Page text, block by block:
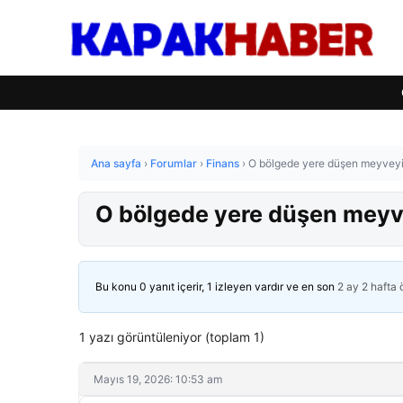
Ana sayfa › Forumlar › Finans › O bölgede yere düşen
O bölgede yere düşen
Bu konu 0 yanıt içerir, 1 izleyen vardır ve en son 2 ay 2 hafta
1 yazı görüntüleniyor (toplam 1)
Mayıs 19, 2026: 10:53 am